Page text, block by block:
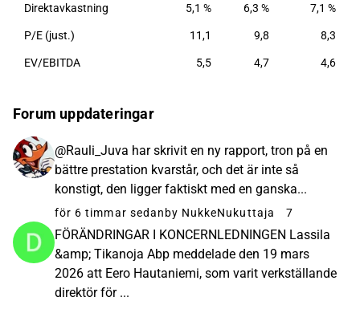
Direktavkastning 5,1 % 6,3 % 7,1 %
P/E (just.) 11,1 9,8 8,3
EV/EBITDA 5,5 4,7 4,6
Forum uppdateringar
@Rauli_Juva har skrivit en ny rapport, tron på en
bättre prestation kvarstår, och det är inte så
konstigt, den ligger faktiskt med en ganska...
för 6 timmar sedanby NukkeNukuttaja 7
FÖRÄNDRINGAR I KONCERNLEDNINGEN Lassila
&amp; Tikanoja Abp meddelade den 19 mars
2026 att Eero Hautaniemi, som varit verkställande
direktör för ...